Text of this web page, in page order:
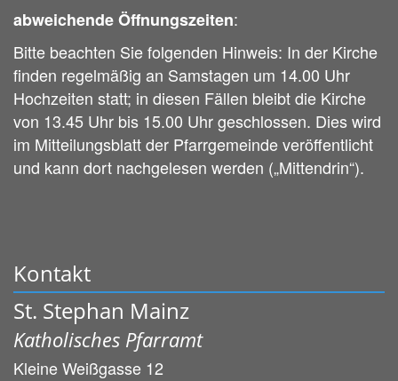
abweichende Öffnungszeiten:
Bitte beachten Sie folgenden Hinweis: In der Kirche
finden regelmäßig an Samstagen um 14.00 Uhr
Hochzeiten statt; in diesen Fällen bleibt die Kirche
von 13.45 Uhr bis 15.00 Uhr geschlossen. Dies wird
im Mitteilungsblatt der Pfarrgemeinde veröffentlicht
und kann dort nachgelesen werden („Mittendrin“).
Kontakt
St. Stephan Mainz
Katholisches Pfarramt
Kleine Weißgasse 12